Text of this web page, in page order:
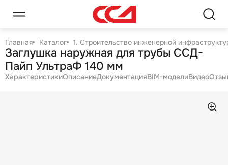
Главная Каталог 1. Строительство инженерной
Заглушка наружная для трубы ССД-
Пайп УльтраФ 140 мм
ХарактеристикиОписаниеДокументацияBIM-моделиВидео